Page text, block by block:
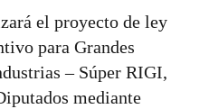
el proyecto de ley
para Grandes
– Súper RIGI,
mediante